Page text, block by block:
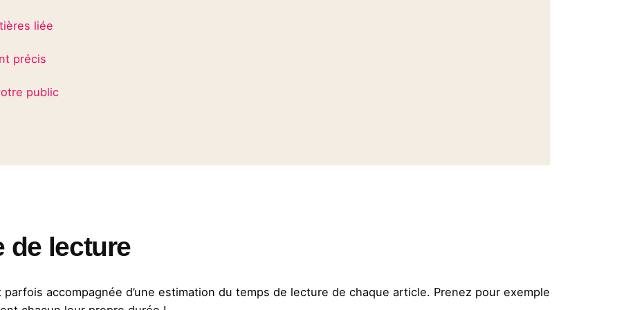
liée
précis
public
de lecture
accompagnée d’une estimation du temps de lecture de chaque article. Prenez pour exemple